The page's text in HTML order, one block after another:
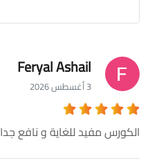
Feryal Ashail
3 أغسطس 2026
الكورس مفيد للغاية و نافع جدا